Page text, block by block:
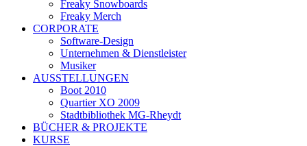
Freaky Snowboards
Freaky Merch
CORPORATE
Software-Design
Unternehmen & Dienstleister
Musiker
AUSSTELLUNGEN
Boot 2010
Quartier XO 2009
Stadtbibliothek MG-Rheydt
BÜCHER & PROJEKTE
KURSE